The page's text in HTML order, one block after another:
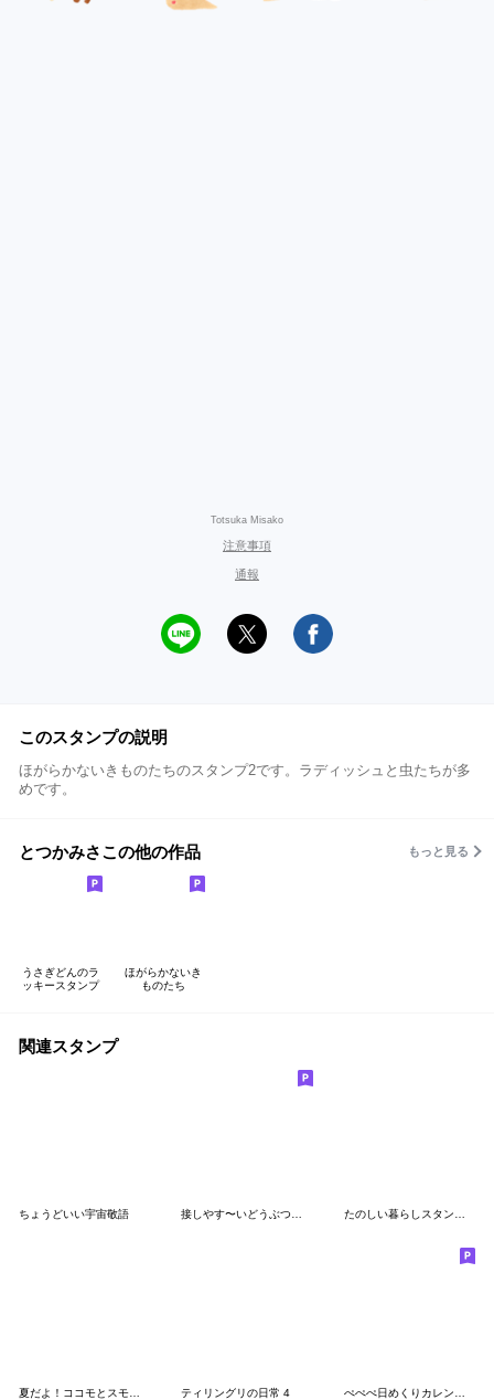
Totsuka Misako
注意事項
通報
このスタンプの説明
ほがらかないきものたちのスタンプ2です。ラディッシュと虫たちが多
めです。
とつかみさこの他の作品 もっと見る
うさぎどんのラ
ッキースタンプ
ほがらかないき
ものたち
関連スタンプ
ちょうどいい宇宙敬語 接しやす〜いどうぶつたち2 たのしい暮らしスタンプ #2
ティリングリの日常 4